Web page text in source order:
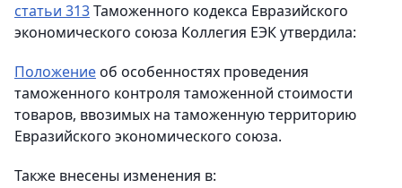
статьи 313Таможенного кодекса Евразийского
экономического союза Коллегия ЕЭК утвердила:
Положениеоб особенностях проведения
таможенного контроля таможенной стоимости
товаров, ввозимых на таможенную территорию
Евразийского экономического союза.
Также внесены изменения в: